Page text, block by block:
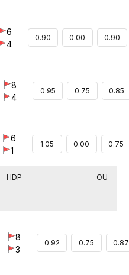
6
4
0.90 0.00 0.90
8
4
0.95 0.75 0.85
6
1
1.05 0.00 0.75
HDP OU
8
3
0.92 0.75 0.87